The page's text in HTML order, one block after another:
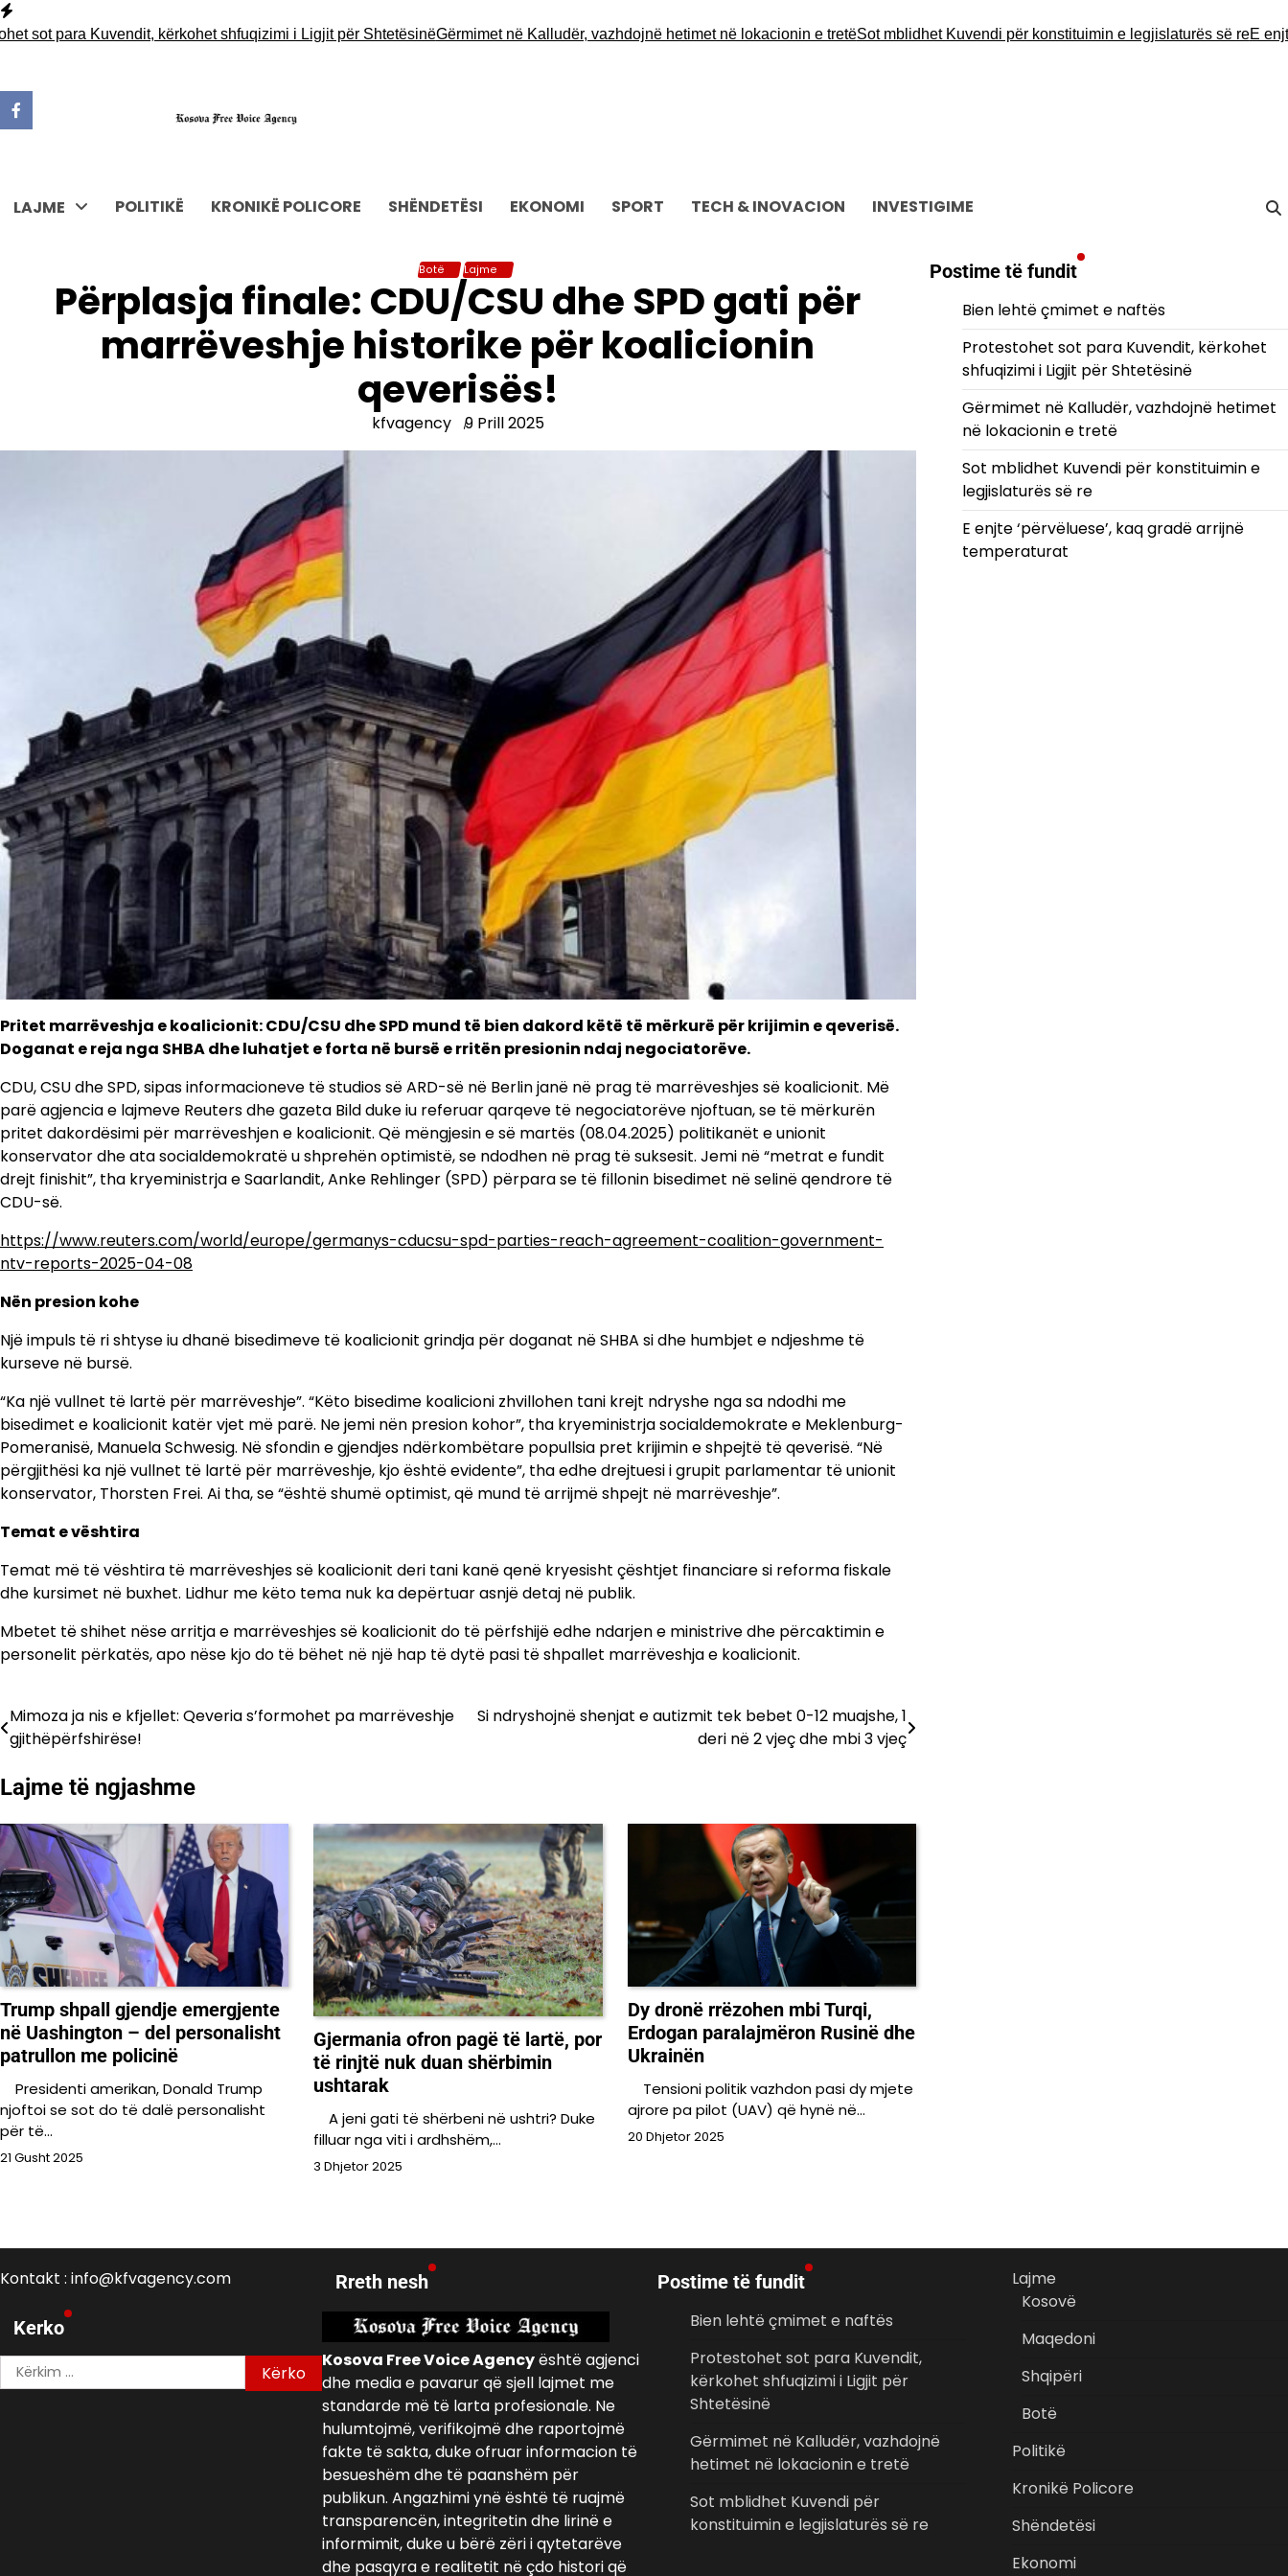
Skip
to para Kuvendit, kërkohet shfuqizimi i Ligjit për ShtetësinëGërmimet në Kalludër, vazhdojnë hetimet në lokacionin e tretëSot mblidhet Kuvendi për konstituimin e legjislaturës së re E enjte
LAJME POLITIKË KRONIKË POLICORE SHËNDETËSI EKONOMI SPORT TECH & INOVACION INVESTIGIME
Botë Lajme
Përplasja finale: CDU/CSU dhe SPD gati për
marrëveshje historike për koalicionin
qeverisës!
kfvagency 9 Prill 2025
Pritet marrëveshja e koalicionit: CDU/CSU dhe SPD mund të bien dakord këtë të mërkurë për krijimin e qeverisë.
Doganat e reja nga SHBA dhe luhatjet e forta në bursë e rritën presionin ndaj negociatorëve.
CDU, CSU dhe SPD, sipas informacioneve të studios së ARD-së në Berlin janë në prag të marrëveshjes së koalicionit. Më
parë agjencia e lajmeve Reuters dhe gazeta Bild duke iu referuar qarqeve të negociatorëve njoftuan, se të mërkurën
pritet dakordësimi për marrëveshjen e koalicionit. Që mëngjesin e së martës (08.04.2025) politikanët e unionit
konservator dhe ata socialdemokratë u shprehën optimistë, se ndodhen në prag të suksesit. Jemi në “metrat e fundit
drejt finishit”, tha kryeministrja e Saarlandit, Anke Rehlinger (SPD) përpara se të fillonin bisedimet në selinë qendrore të
CDU-së.
https://www.reuters.com/world/europe/germanys-cducsu-spd-parties-reach-agreement-coalition-government-
ntv-reports-2025-04-08
Nën presion kohe
Një impuls të ri shtyse iu dhanë bisedimeve të koalicionit grindja për doganat në SHBA si dhe humbjet e ndjeshme të
kurseve në bursë.
“Ka një vullnet të lartë për marrëveshje”. “Këto bisedime koalicioni zhvillohen tani krejt ndryshe nga sa ndodhi me
bisedimet e koalicionit katër vjet më parë. Ne jemi nën presion kohor”, tha kryeministrja socialdemokrate e Meklenburg-
Pomeranisë, Manuela Schwesig. Në sfondin e gjendjes ndërkombëtare popullsia pret krijimin e shpejtë të qeverisë. “Në
përgjithësi ka një vullnet të lartë për marrëveshje, kjo është evidente”, tha edhe drejtuesi i grupit parlamentar të unionit
konservator, Thorsten Frei. Ai tha, se “është shumë optimist, që mund të arrijmë shpejt në marrëveshje”.
Temat e vështira
Temat më të vështira të marrëveshjes së koalicionit deri tani kanë qenë kryesisht çështjet financiare si reforma fiskale
dhe kursimet në buxhet. Lidhur me këto tema nuk ka depërtuar asnjë detaj në publik.
Mbetet të shihet nëse arritja e marrëveshjes së koalicionit do të përfshijë edhe ndarjen e ministrive dhe përcaktimin e
personelit përkatës, apo nëse kjo do të bëhet në një hap të dytë pasi të shpallet marrëveshja e koalicionit.
Lëvizje
te
postimet
Mimoza ja nis e kfjellet: Qeveria s’formohet pa marrëveshje
gjithëpërfshirëse!
Si ndryshojnë shenjat e autizmit tek bebet 0-12 muajshe, 1
deri në 2 vjeç dhe mbi 3 vjeç
Lajme të ngjashme
Trump shpall gjendje emergjente
në Uashington – del personalisht
patrullon me policinë
Presidenti amerikan, Donald Trump
njoftoi se sot do të dalë personalisht
për të…
21 Gusht 2025
Gjermania ofron pagë të lartë, por
të rinjtë nuk duan shërbimin
ushtarak
A jeni gati të shërbeni në ushtri? Duke
filluar nga viti i ardhshëm,…
3 Dhjetor 2025
Dy dronë rrëzohen mbi Turqi,
Erdogan paralajmëron Rusinë dhe
Ukrainën
Tensioni politik vazhdon pasi dy mjete
ajrore pa pilot (UAV) që hynë në…
20 Dhjetor 2025
Postime të fundit
Bien lehtë çmimet e naftës
Protestohet sot para Kuvendit, kërkohet
shfuqizimi i Ligjit për Shtetësinë
Gërmimet në Kalludër, vazhdojnë hetimet
në lokacionin e tretë
Sot mblidhet Kuvendi për konstituimin e
legjislaturës së re
E enjte ‘përvëluese’, kaq gradë arrijnë
temperaturat
Kontakt : info@kfvagency.com
Kerko
Kërko
për:
Rreth nesh
Kosova Free Voice Agencyështë agjenci
dhe media e pavarur që sjell lajmet me
standarde më të larta profesionale. Ne
hulumtojmë, verifikojmë dhe raportojmë
fakte të sakta, duke ofruar informacion të
besueshëm dhe të paanshëm për
publikun. Angazhimi ynë është të ruajmë
transparencën, integritetin dhe lirinë e
informimit, duke u bërë zëri i qytetarëve
dhe pasqyra e realitetit në çdo histori që
Postime të fundit
Bien lehtë çmimet e naftës
Protestohet sot para Kuvendit,
kërkohet shfuqizimi i Ligjit për
Shtetësinë
Gërmimet në Kalludër, vazhdojnë
hetimet në lokacionin e tretë
Sot mblidhet Kuvendi për
konstituimin e legjislaturës së re
Lajme
Kosovë
Maqedoni
Shqipëri
Botë
Politikë
Kronikë Policore
Shëndetësi
Ekonomi